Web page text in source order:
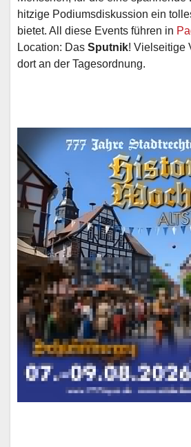
hitzige Podiumsdiskussion ein
bietet. All diese Events führen in
Location: Das Sputnik! Vielseitige
dort an der Tagesordnung.